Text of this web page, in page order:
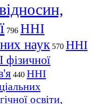
796 ННІ
наук 570 ННІ
фізичної
440 ННІ
освіти,